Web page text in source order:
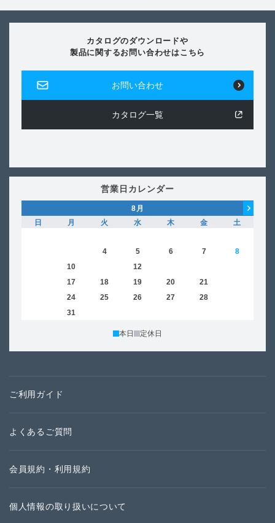
カタログのダウンロードや
製品に関するお問い合わせはこちら
お問い合わせ
カタログ一覧
営業日カレンダー
8 月
日
月 火 水 木 金
土
4 5 6 7
8
10 12
17 18 19 20 21
24 25 26 27 28
31
本日 定休日
ご利用ガイド
よくあるご質問
会員規約・利用規約
個人情報の取り扱いについて